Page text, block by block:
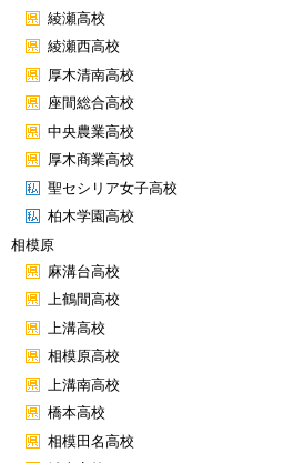
綾瀬高校
綾瀬西高校
厚木清南高校
座間総合高校
中央農業高校
厚木商業高校
聖セシリア女子高校
柏木学園高校
相模原
麻溝台高校
上鶴間高校
上溝高校
相模原高校
上溝南高校
橋本高校
相模田名高校